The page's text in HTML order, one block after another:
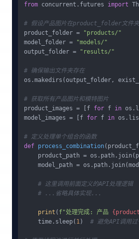
from concurrent.futures import
# 假设产品图片在product_folder文件
product_folder =
"products/"
model_folder =
"models/"
output_folder =
"results/"
# 确保输出文件夹存在
os.makedirs(output_folder,
# 获取所有产品图片和模特图片
product_images = [f for f in
model_images = [f for f in
# 定义处理单个组合的函数
def process_combination(
product_path =
model_path =
# 这里调用前面定义的API处理逻辑
# ...省略具体实现...
print ( f"处理完成: 产品
    time.sleep(
1 ) # 避免API调用过